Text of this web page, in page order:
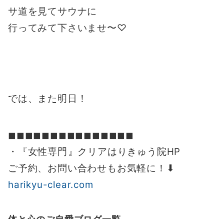
サ道を見てサウナに
行ってみて下さいませ〜♡
では、また明日！
◼︎◼︎◼︎◼︎◼︎◼︎◼︎◼︎◼︎◼︎◼︎◼︎◼︎◼︎◼︎
・『女性専門』クリアはりきゅう院HP
ご予約、お問い合わせもお気軽に！⬇︎
harikyu-clear.com